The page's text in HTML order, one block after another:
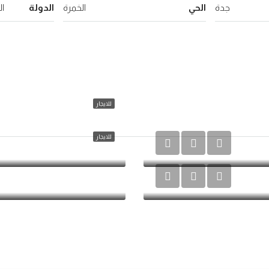
جدة الحي الخمرة الدولة
للايجار
للايجار